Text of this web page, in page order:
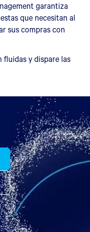
garantiza
que necesitan al
sus compras con
fluidas y dispare las